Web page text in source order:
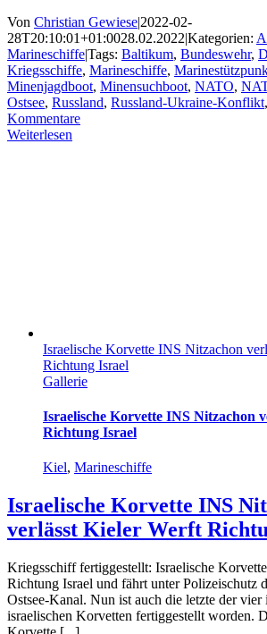
Von Christian Gewiese|2022-02-
28T20:10:01+01:0028.02.2022|Kategorien:
Marineschiffe|Tags: Baltikum, Bundeswehr,
Kriegsschiffe, Marineschiffe,
Minenjagdboot, Minensuchboot, NATO,
Ostsee, Russland, Russland-Ukraine-Konflikt,
Kommentare
Weiterlesen
Israelische Korvette INS Nitzachon
Richtung Israel
Gallerie
Israelische Korvette INS Nitzachon
Richtung Israel
Kiel, Marineschiffe
Israelische Korvette INS
verlässt Kieler Werft
Kriegsschiff fertiggestellt: Israelische
Richtung Israel und fährt unter Polizeischutz
Ostsee-Kanal. Nun ist auch die letzte der vier
israelischen Korvetten fertiggestellt worden.